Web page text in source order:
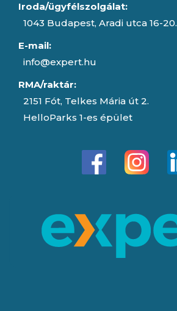
Iroda/ügyfélszolgálat:
1043 Budapest, Aradi utca 16-20.
E-mail:
info@expert.hu
RMA/raktár:
2151 Fót, Telkes Mária út 2.
HelloParks 1-es épület